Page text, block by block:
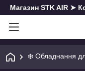
Магазин STK AIR ➤
❄️ Обладнання